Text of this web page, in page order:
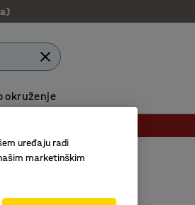
okruženje
uređaju radi
marketinškim